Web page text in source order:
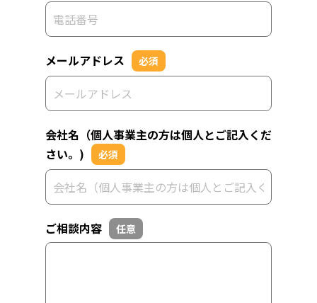
メールアドレス 必須
会社名（個人事業主の方は個人とご記入くだ
さい。)
必須
ご相談内容 任意